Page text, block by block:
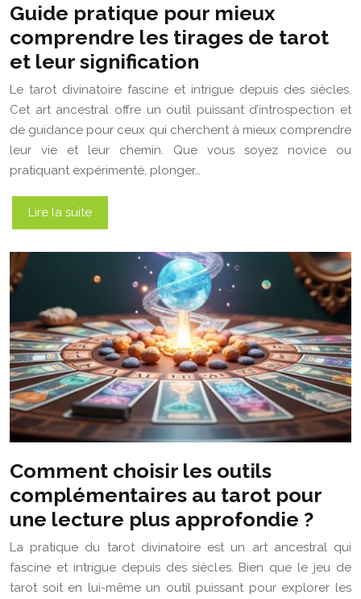
Guide pratique pour mieux
comprendre les tirages de tarot
et leur signification
Le tarot divinatoire fascine et intrigue depuis des siècles.
Cet art ancestral offre un outil puissant d’introspection et
de guidance pour ceux qui cherchent à mieux comprendre
leur vie et leur chemin. Que vous soyez novice ou
pratiquant expérimenté, plonger…
Lire la suite
Comment choisir les outils
complémentaires au tarot pour
une lecture plus approfondie ?
La pratique du tarot divinatoire est un art ancestral qui
fascine et intrigue depuis des siècles. Bien que le jeu de
tarot soit en lui-même un outil puissant pour explorer les